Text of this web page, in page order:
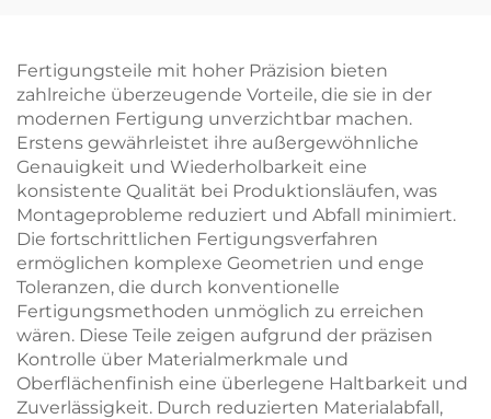
Fertigungsteile mit hoher Präzision bieten
zahlreiche überzeugende Vorteile, die sie in der
modernen Fertigung unverzichtbar machen.
Erstens gewährleistet ihre außergewöhnliche
Genauigkeit und Wiederholbarkeit eine
konsistente Qualität bei Produktionsläufen, was
Montageprobleme reduziert und Abfall minimiert.
Die fortschrittlichen Fertigungsverfahren
ermöglichen komplexe Geometrien und enge
Toleranzen, die durch konventionelle
Fertigungsmethoden unmöglich zu erreichen
wären. Diese Teile zeigen aufgrund der präzisen
Kontrolle über Materialmerkmale und
Oberflächenfinish eine überlegene Haltbarkeit und
Zuverlässigkeit. Durch reduzierten Materialabfall,